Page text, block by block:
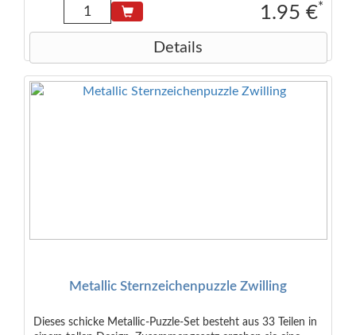
1.95 €*
Details
Metallic Sternzeichenpuzzle Zwilling
Dieses schicke Metallic-Puzzle-Set besteht aus 33 Teilen in